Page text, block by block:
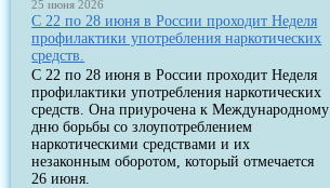
25 июня 2026
С 22 по 28 июня в России проходит Неделя
профилактики употребления наркотических
средств.
С 22 по 28 июня в России проходит Неделя
профилактики употребления наркотических
средств. Она приурочена к Международному
дню борьбы со злоупотреблением
наркотическими средствами и их
незаконным оборотом, который отмечается
26 июня.